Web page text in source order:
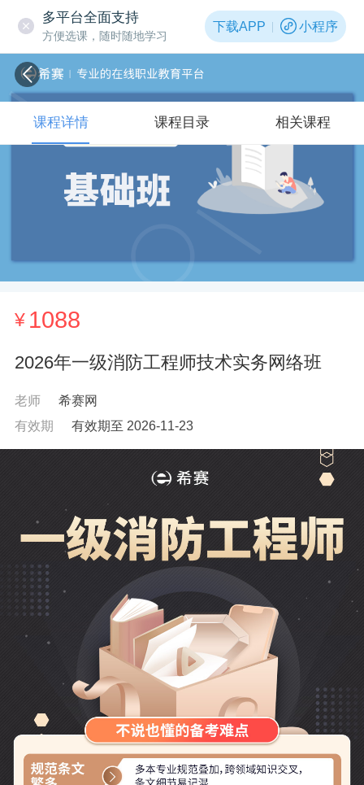
多平台全面支持
方便选课，随时随地学习
下载APP 小程序
¥ 1088
2026年一级消防工程师技术实务网络班
老师
希赛网
有效期
有效期至 2026-11-23
课程详情 课程目录 相关课程